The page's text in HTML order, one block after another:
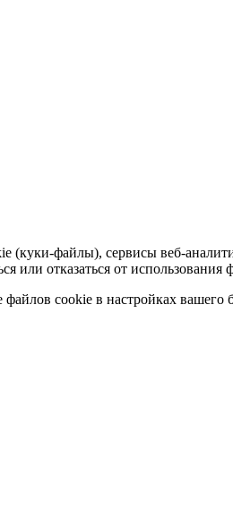
(куки-файлы), сервисы веб-
или отказаться от использования
сookie в настройках вашего